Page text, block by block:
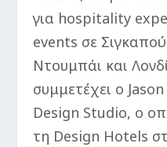
για hospitality
events σε
Ντουμπάι και
συμμετέχει ο
Design Studio, ο
τη Design Hotels